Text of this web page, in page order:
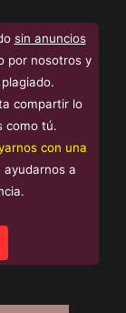
sin anuncios
por nosotros y
compartir lo
como tú.
con una
ayudarnos a